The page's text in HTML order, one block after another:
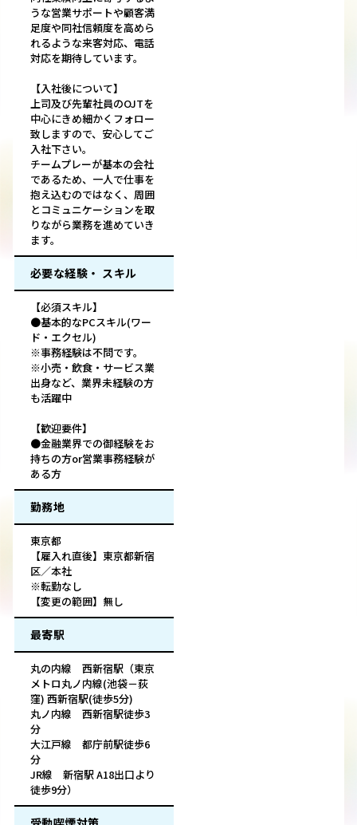
うな営業サポートや顧客満
足度や同社信頼度を高めら
れるような来客対応、電話
対応を期待しています。
【入社後について】
上司及び先輩社員のOJTを
中心にきめ細かくフォロー
致しますので、安心してご
入社下さい。
チームプレーが基本の会社
であるため、一人で仕事を
抱え込むのではなく、周囲
とコミュニケーションを取
りながら業務を進めていき
ます。
必要な経験・ スキル
【必須スキル】
●基本的なPCスキル(ワー
ド・エクセル)
※事務経験は不問です。
※小売・飲食・サービス業
出身など、業界未経験の方
も活躍中
【歓迎要件】
●金融業界での御経験をお
持ちの方or営業事務経験が
ある方
勤務地
東京都
【雇入れ直後】東京都新宿
区／本社
※転勤なし
【変更の範囲】無し
最寄駅
丸の内線 西新宿駅（東京
メトロ丸ノ内線(池袋－荻
窪) 西新宿駅(徒歩5分)
丸ノ内線 西新宿駅徒歩3
分
大江戸線 都庁前駅徒歩6
分
JR線 新宿駅 A18出口より
徒歩9分）